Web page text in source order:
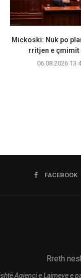
Mickoski: Nuk po
rritjen e çmimit
06.08.2026
FACEBOOK
Rreth
Agjenci e Lajmeve e